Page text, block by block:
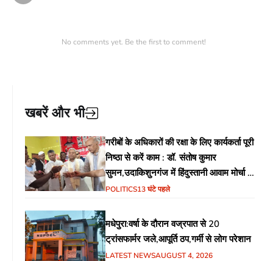
No comments yet. Be the first to comment!
खबरें और भी
गरीबों के अधिकारों की रक्षा के लिए कार्यकर्ता पूरी
निष्ठा से करें काम : डॉ. संतोष कुमार
सुमन,उदाकिशुनगंज में हिंदुस्तानी आवाम मोर्चा के
गरीब चौपाल में शिक्षा, स्वास्थ्य, रोजगार समेत
POLITICS13 घंटे पहले
मधेपुरा:वर्षा के दौरान वज्रपात से 20
ट्रांसफार्मर जले,आपूर्ति ठप,गर्मी से लोग परेशान
LATEST NEWSAUGUST 4, 2026